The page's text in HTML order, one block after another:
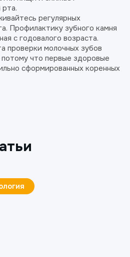
регулярных
Профилактику зубного камня
с годовалого возраста.
проверки молочных зубов
что первые здоровые
сформированных коренных